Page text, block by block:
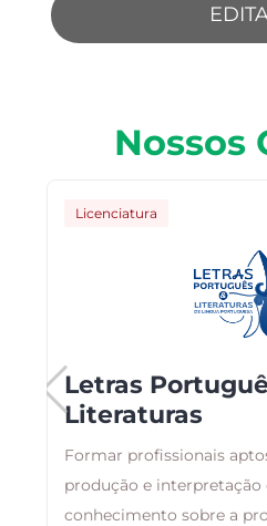
Nossos
Licenciatura
Letras
Literaturas
Formar profissionais
produção e
conhecimento sobre a